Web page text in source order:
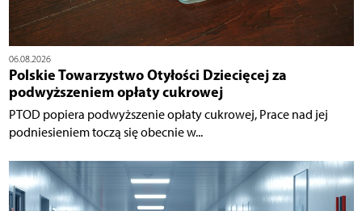
06.08.2026
Polskie Towarzystwo Otyłości Dziecięcej za
podwyższeniem opłaty cukrowej
PTOD popiera podwyższenie opłaty cukrowej, Prace nad jej
podniesieniem toczą się obecnie w...